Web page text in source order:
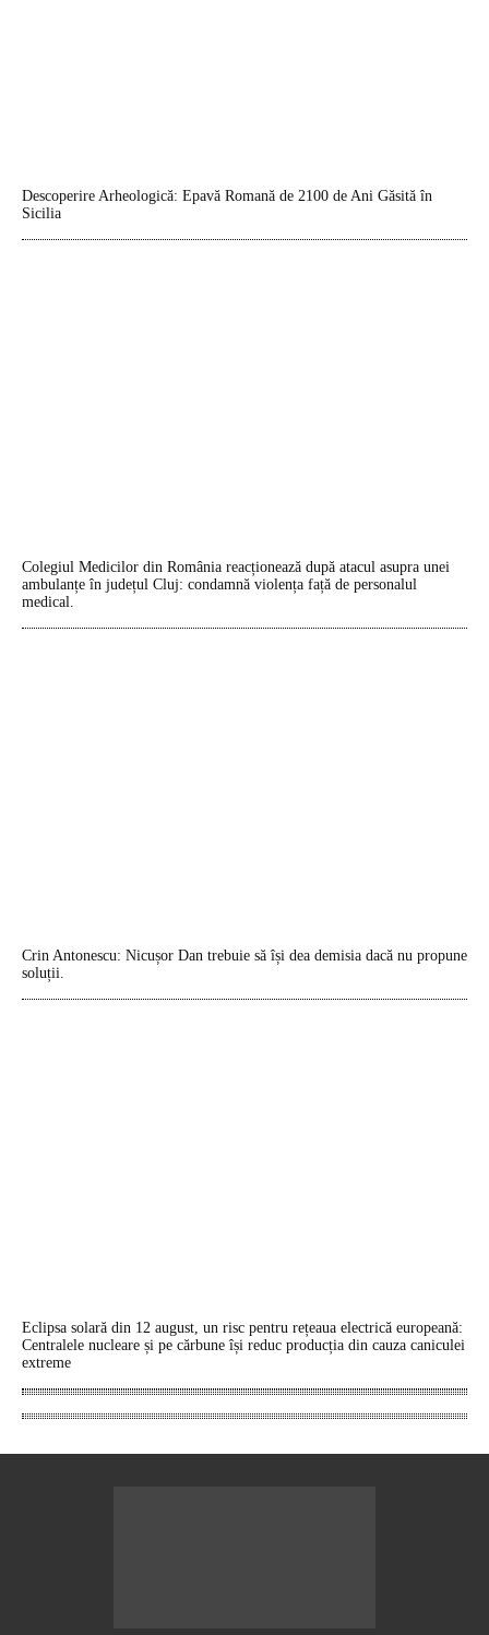
Descoperire Arheologică: Epavă Romană de 2100 de Ani Găsită în
Sicilia
Colegiul Medicilor din România reacționează după atacul asupra unei
ambulanțe în județul Cluj: condamnă violența față de personalul
medical.
Crin Antonescu: Nicușor Dan trebuie să își dea demisia dacă nu propune
soluții.
Eclipsa solară din 12 august, un risc pentru rețeaua electrică europeană:
Centralele nucleare și pe cărbune își reduc producția din cauza caniculei
extreme